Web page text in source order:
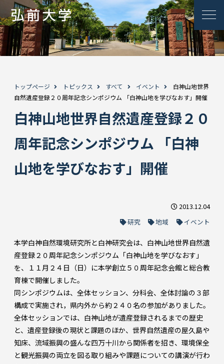
トップページ トピックス すべて イベント
白神山地世界
自然遺産登録２０周年記念シンポジウム 「白神山地を学びなおす」開催
白神山地世界自然遺産登録２０
周年記念シンポジウム 「白神
山地を学びなおす」開催
2013.12.04
研究
地域 イベント
本学白神自然環境研究所と白神研究会は、白神山地世界自然遺
産登録２０周年記念シンポジウム「白神山地を学びなおす」
を、１１月２４日（日）に本学創立５０周年記念会館と総合教
育棟で開催しました。
同シンポジウムは、全体セッション、分科会、全体討論の３部
構成で実施され，県内外から約２４０名の参加がありました。
全体セッションでは、白神山地が遺産登録されるまでの歴史
と、遺産登録後の現状と課題のほか、世界自然遺産の屋久島や
知床、流域振興の盛んな四万十川から関係者を招き、環境保全
と観光振興の両立を図る取り組みや課題についての講演が行わ